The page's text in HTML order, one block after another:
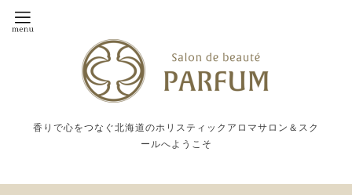
香りで心をつなぐ北海道のホリスティックアロマサロン＆スク
ールへようこそ